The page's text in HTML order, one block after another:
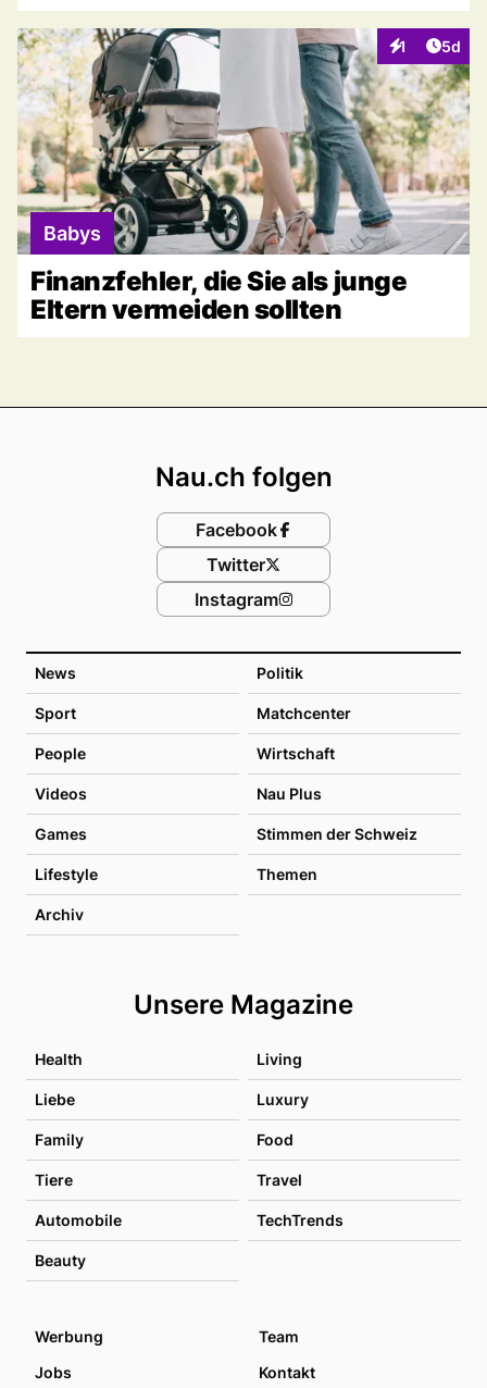
1
Interaktionen
5d
Babys
Finanzfehler, die Sie als junge
Eltern vermeiden sollten
News Politik
Sport Matchcenter
People Wirtschaft
Videos Nau Plus
Games Stimmen der Schweiz
Lifestyle Themen
Archiv
Unsere Magazine
Health Living
Liebe Luxury
Family Food
Tiere Travel
Automobile TechTrends
Beauty
Nau.ch folgen
Facebook
Twitter
Instagram
Werbung
Team
Jobs
Kontakt